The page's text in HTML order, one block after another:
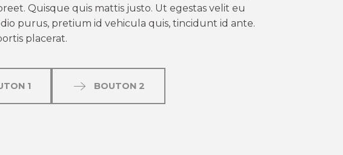
Quisque quis mattis justo. Ut egestas velit eu
purus, pretium id vehicula quis, tincidunt id ante.
placerat.
1 BOUTON 2